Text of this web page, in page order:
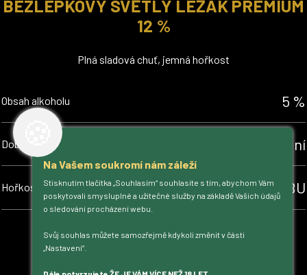
Na Vašem soukromí nám záleží
Stisknutím tlačítka „Souhlasím“ souhlasíte s tím, abychom Vám
poskytovali smysluplné a užitečné služby na základě Vašich údajů
o sledování procházení webu.
Svůj souhlas můžete samozřejmě kdykoli změnit v části
„Nastavení“.
BEZLEPKOVÝ SVĚTLÝ LEŽÁK PREMIUM
12 %
Plná sladová chuť, jemná hořkost
Obsah alkoholu 5 %
Doba zrání 60 dní
Hořkost 30 EBU
Detail